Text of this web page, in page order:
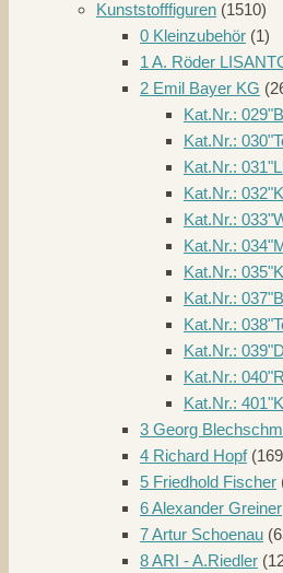
Kunststofffiguren (1510)
0 Kleinzubehör (1)
1 A. Röder
2 Emil Bayer KG
Kat.Nr.:
Kat.Nr.:
Kat.Nr.:
Kat.Nr.:
Kat.Nr.:
Kat.Nr.:
Kat.Nr.:
Kat.Nr.:
Kat.Nr.:
Kat.Nr.:
Kat.Nr.:
Kat.Nr.:
3 Georg
4 Richard Hopf
5 Friedhold Fischer
6 Alexander Greiner
7 Artur Schoenau
8 ARI - A.Riedler